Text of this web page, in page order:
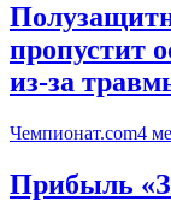
пропустит
из-за
Чемпионат.com4
Прибыль